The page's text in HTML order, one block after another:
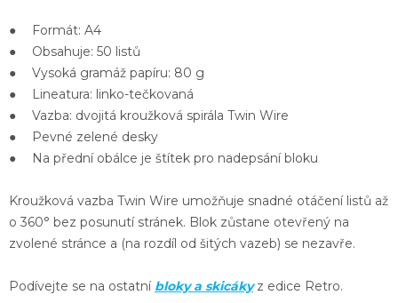
● Formát: A4
● Obsahuje: 50 listů
● Vysoká gramáž papíru: 80 g
● Lineatura: linko-tečkovaná
● Vazba: dvojitá kroužková spirála Twin Wire
● Pevné zelené desky
● Na přední obálce je štítek pro nadepsání bloku
Kroužková vazba Twin Wire umožňuje snadné otáčení listů až
o 360° bez posunutí stránek. Blok zůstane otevřený na
zvolené stránce a (na rozdíl od šitých vazeb) se nezavře.
Podívejte se na ostatní bloky a skicákyz edice Retro.